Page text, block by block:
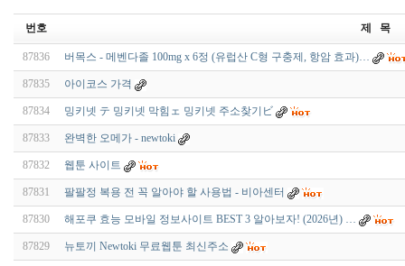
번호 제 목
87836 버목스 - 메벤다졸 100mg x 6정 (유럽산 C형 구충제, 항암 효과)…
87835 아이코스 가격
87834 밍키넷 テ 밍키넷 막힘ェ 밍키넷 주소찾기ビ
87833 완벽한 오메가 - newtoki
87832 웹툰 사이트
87831 팔팔정 복용 전 꼭 알아야 할 사용법 - 비아센터
87830 해­포­쿠 효능 모바일 정보사이트 BEST 3 알아보자! (2026년) …
87829 뉴토끼 Newtoki 무료웹툰 최신주소